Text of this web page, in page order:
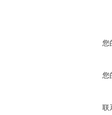
您
您
联